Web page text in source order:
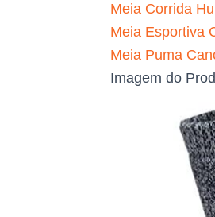
Meia Corrida
Meia Esportiva
Meia Puma
Imagem do